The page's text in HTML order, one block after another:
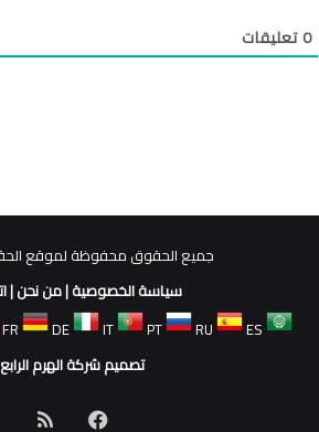
0تعليقات
جميع الحقوق محفوظة لموقع
سياسة الخصوصية|من نحن|
FR DE IT PT RU
ES
تصميم شركة الهرم الرابع
فيسبوكملخص